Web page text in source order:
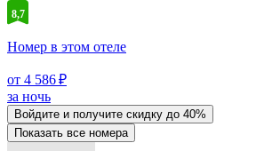
8,7
Номер в этом отеле
от 4 586 ₽
за ночь
Войдите и получите скидку до 40%
Показать все номера